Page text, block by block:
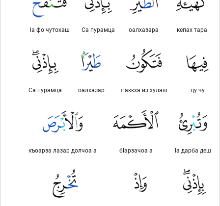
кепах тара
оалхазара
Са пурамца
lа фо чутохаш
цу чу
тlаккха из хулаш
оалхазар
Са пурамца
lа дарба деш
бlарзачоа а
къоарза лазар долчоа а